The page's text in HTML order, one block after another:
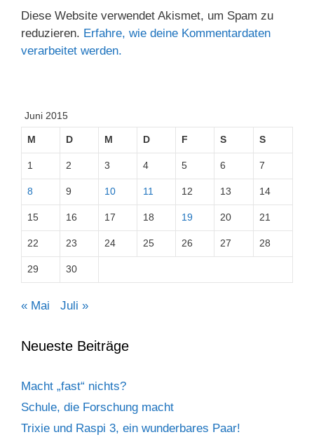
Diese Website verwendet Akismet, um Spam zu
reduzieren. Erfahre, wie deine Kommentardaten
verarbeitet werden.
Juni 2015
M D M D F S S
1 2 3 4 5 6 7
8 9 10 11 12 13 14
15 16 17 18 19 20 21
22 23 24 25 26 27 28
29 30
« Mai Juli »
Neueste Beiträge
Macht „fast“ nichts?
Schule, die Forschung macht
Trixie und Raspi 3, ein wunderbares Paar!